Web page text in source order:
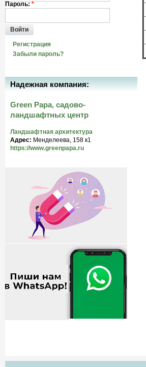
Пароль: *
Войти
Регистрация
Забыли пароль?
Надежная компания:
Green Papa, садово-
ландшафтных центр
Ландшафтная архитектура
Адрес: Менделеева, 158 к1
https://www.greenpapa.ru